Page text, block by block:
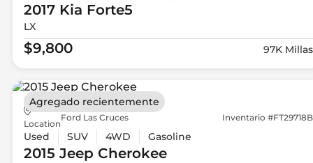
2017 Kia Forte5
LX
$9,800 97K Millas
Location
Ford Las Cruces Inventario #FT29718B
Used SUV 4WD Gasoline
2015 Jeep Cherokee
Agregado recientemente